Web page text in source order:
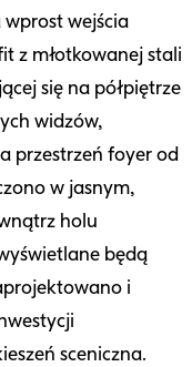
wejścia
z młotkowanej stali
się na półpiętrze
widzów,
przestrzeń foyer od
w jasnym,
holu
będą
i
sceniczna.